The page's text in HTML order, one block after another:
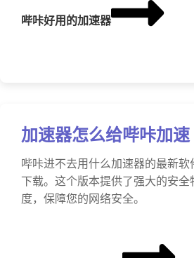
哔咔好用的加速器
加速器怎么给哔咔加速
哔咔进不去用什么加速器的最新
下载。这个版本提供了强大的安
度，保障您的网络安全。